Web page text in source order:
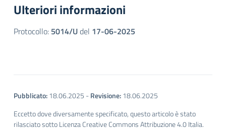
Ulteriori informazioni
Protocollo: 5014/Udel 17-06-2025
Pubblicato:18.06.2025 -Revisione:18.06.2025
Eccetto dove diversamente specificato, questo articolo è stato
rilasciato sotto Licenza Creative Commons Attribuzione 4.0 Italia.